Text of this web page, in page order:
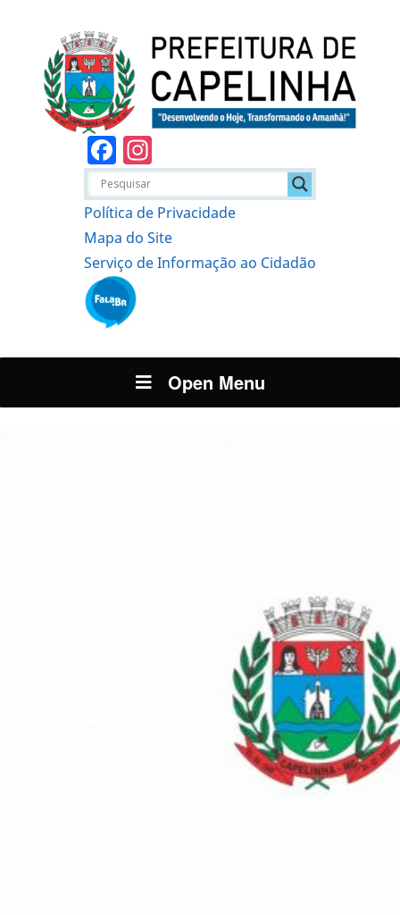
Facebook
Política de Privacidade
Mapa do Site
Serviço de Informação ao Cidadão
Open Menu